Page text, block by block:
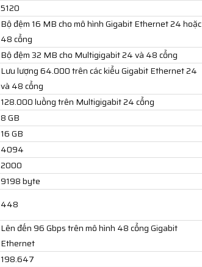
5120
Bộ đệm 16 MB cho mô hình Gigabit Ethernet 24 hoặc
48 cổng
Bộ đệm 32 MB cho Multigigabit 24 và 48 cổng
Lưu lượng 64.000 trên các kiểu Gigabit Ethernet 24
và 48 cổng
128.000 luồng trên Multigigabit 24 cổng
8 GB
16 GB
4094
2000
9198 byte
448
Lên đến 96 Gbps trên mô hình 48 cổng Gigabit
Ethernet
198.647